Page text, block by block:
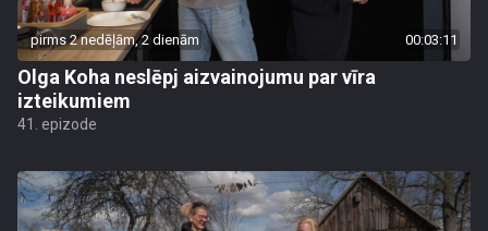
pirms 2 nedēļām, 2 dienām 00:03:11
Olga Koha neslēpj aizvainojumu par vīra
izteikumiem
41. epizode